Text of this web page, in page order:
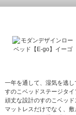
一年を通して、湿気を逃
すのこベッドステージタイ
頑丈な設計のすのこベッド
マットレスだけでなく、敷